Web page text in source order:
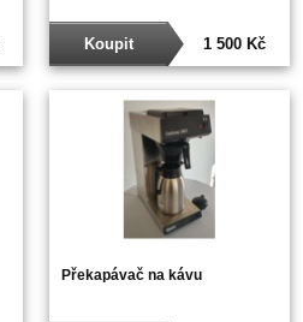
1 500 Kč
Koupit
Překapávač na kávu